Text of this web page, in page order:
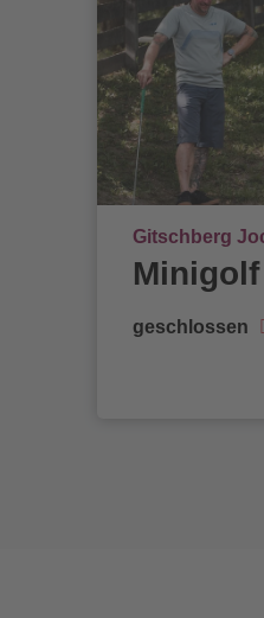
Ort
Gitschberg
geschlossen